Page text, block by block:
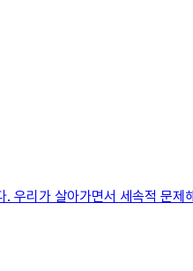
리가 살아가면서 세속적 문